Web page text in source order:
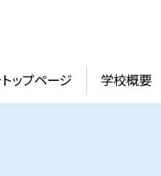
トップページ 学校概要